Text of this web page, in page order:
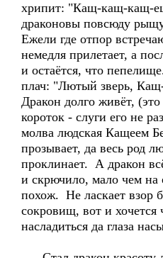
хрипит: "Кащ-кащ-кащ-
драконовы повсюду
Ежели где отпор
немедля прилетает, а
и остаётся, что
плач: "Лютый зверь,
Дракон долго живёт,
короток - слуги его не
молва людская Кащеем
прозывает, да весь род
проклинает. А дракон
и скрючило, мало чем на
похож. Не ласкает взор
сокровищ, вот и хочется
насладиться да глаза